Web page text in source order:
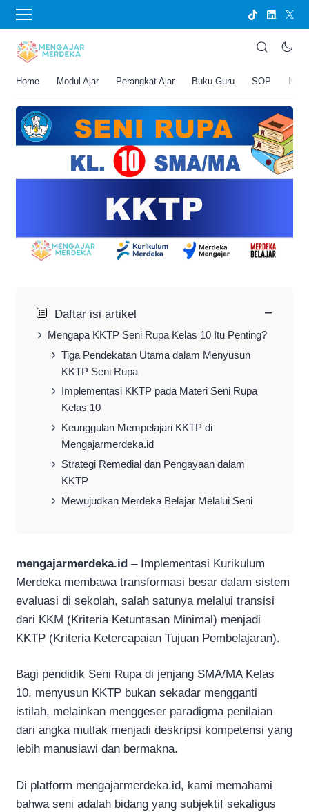
Home Modul Ajar Perangkat Ajar Buku Guru SOP
BERANDA
KKTP Seni Rupa Kelas 10 SMA/MA
9 Mei 2026 8:32 am
5 menit membaca
Daftar isi artikel −
Mengapa KKTP Seni Rupa Kelas 10 Itu Penting?
Tiga Pendekatan Utama dalam Menyusun
KKTP Seni Rupa
Implementasi KKTP pada Materi Seni Rupa
Kelas 10
Keunggulan Mempelajari KKTP di
Mengajarmerdeka.id
Strategi Remedial dan Pengayaan dalam
KKTP
Mewujudkan Merdeka Belajar Melalui Seni
mengajarmerdeka.id – Implementasi Kurikulum
Merdeka membawa transformasi besar dalam sistem
evaluasi di sekolah, salah satunya melalui transisi
dari KKM (Kriteria Ketuntasan Minimal) menjadi
KKTP (Kriteria Ketercapaian Tujuan Pembelajaran).
Bagi pendidik Seni Rupa di jenjang SMA/MA Kelas
10, menyusun KKTP bukan sekadar mengganti
istilah, melainkan menggeser paradigma penilaian
dari angka mutlak menjadi deskripsi kompetensi yang
lebih manusiawi dan bermakna.
Di platform mengajarmerdeka.id, kami memahami
bahwa seni adalah bidang yang subjektif sekaligus